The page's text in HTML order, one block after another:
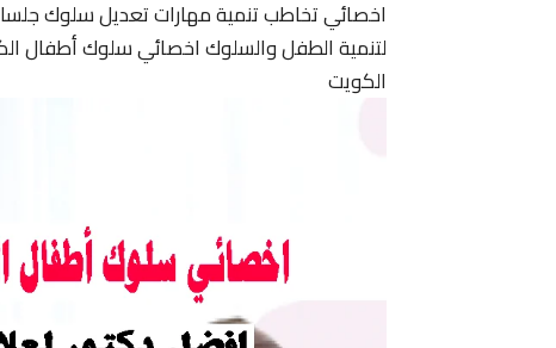
اخصائي تخاطب تنمية مهارات تعديل سلوك
لتنمية الطفل والسلوك اخصائي سلوك أطفال
الكويت